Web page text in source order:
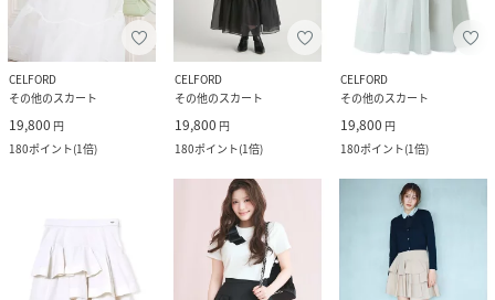
CELFORD
その他のスカート
19,800 円
180ポイント(1倍)
CELFORD
その他のスカート
19,800 円
180ポイント(1倍)
CELFORD
その他のスカート
19,800 円
180ポイント(1倍)